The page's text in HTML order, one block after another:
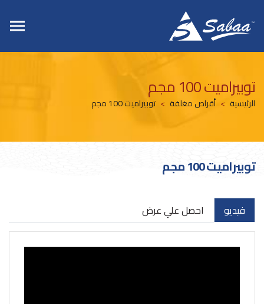
توبيراميت 100 مجم
الرئيسية أقراص مغلفة توبيراميت 100 مجم
توبيراميت 100 مجم
فيديو احصل علي عرض